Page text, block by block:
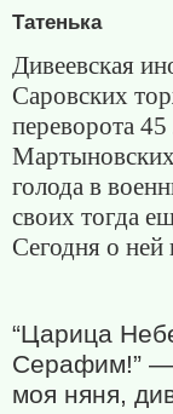
Татенька
Дивеевская
Саровских
переворота
голода в
своих тогда
Сегодня о
“Царица
Серафим!” —
моя няня,